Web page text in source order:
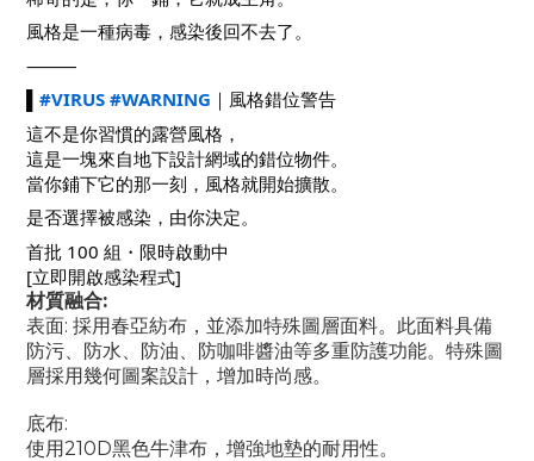
風格是一種病毒，感染後回不去了。
⸻
#VIRUS #WARNING ｜風格錯位警告
這不是你習慣的露營風格，
這是一塊來自地下設計網域的錯位物件。
當你鋪下它的那一刻，風格就開始擴散。
是否選擇被感染，由你決定。
首批 100 組・限時啟動中
[立即開啟感染程式]
材質融合:
表面: 採用春亞紡布，並添加特殊圖層面料。此面料具備
防污、防水、防油、防咖啡醬油等多重防護功能。特殊圖
層採用幾何圖案設計，增加時尚感。
底布:
使用210D黑色牛津布，增強地墊的耐用性。